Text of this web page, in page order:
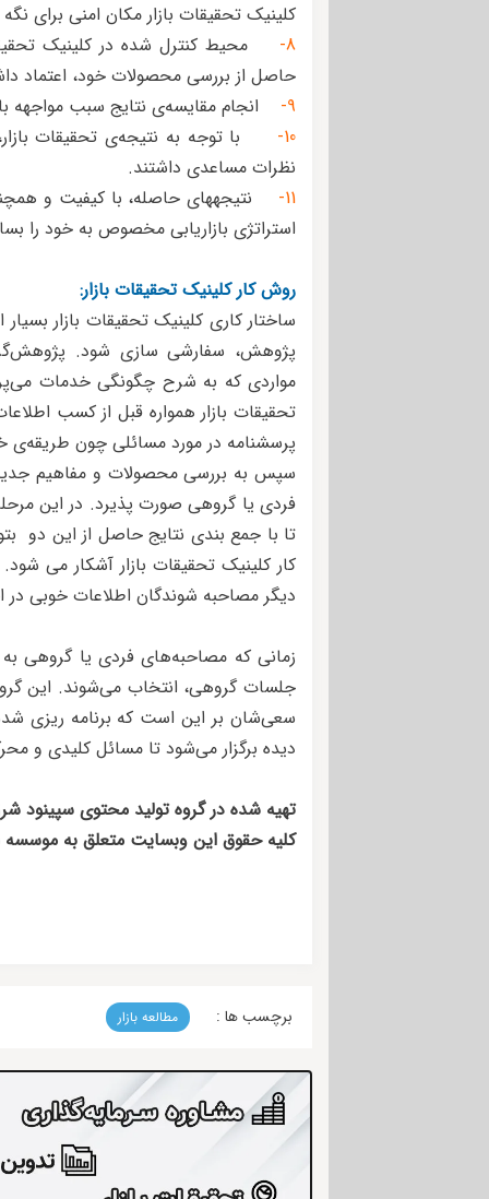
کلینیک تحقیقات بازار مکان امنی برای
8-
محیط کنترل شده در کلینیک
حاصل از بررسی محصولات خود، اعتماد
9-
انجام مقایسه‌ی نتایج سبب
10-
با توجه به نتیجه‌ی تحقیقات
نظرات مساعدی داشتند.
11-
نتیجههای حاصله، با کیفیت و
استراتژی بازاریابی مخصوص به خود را
روش کار کلینیک تحقیقات بازار:
ساختار کاری کلینیک تحقیقات بازار
پژوهش، سفارشی سازی شود.
مواردی که به شرح چگونگی خدمات
تحقیقات بازار همواره قبل از کسب
پرسشنامه‌ در مورد مسائلی چون طریقه‌ی
سپس به بررسی محصولات و مفاهیم
فردی یا گروهی صورت پذیرد. در این
تا با جمع بندی نتایج حاصل از این دو
کار کلینیک تحقیقات بازار آشکار می
دیگر مصاحبه شوندگان اطلاعات خوبی در
زمانی که مصاحبه‌های فردی یا گروهی به
جلسات گروهی، انتخاب می‌شوند. این
سعی‌شان بر این است که برنامه ریزی
دیده برگزار می‌شود تا مسائل کلیدی و
تهیه شده در گروه تولید محتوی سپینود
کلیه حقوق این وبسایت متعلق به
برچسب ها : مطالعه بازار